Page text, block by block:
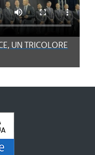
UN TRICOLORE